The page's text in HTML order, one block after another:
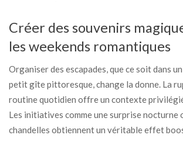
Créer des souvenirs
les weekends romantiques
Organiser des escapades, que ce soit dans
petit gîte pittoresque, change la donne. La
routine quotidien offre un contexte
Les initiatives comme une surprise nocturne
chandelles obtiennent un véritable effet